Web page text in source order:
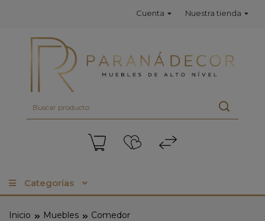
Cuenta Nuestra tienda
Categorías
Inicio Muebles Comedor